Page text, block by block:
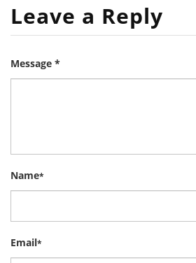
Leave a Reply
Message *
Name*
Email*